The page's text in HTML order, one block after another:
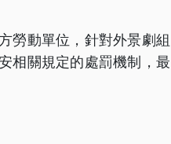
勞動單位，針對外景劇組
相關規定的處罰機制，最